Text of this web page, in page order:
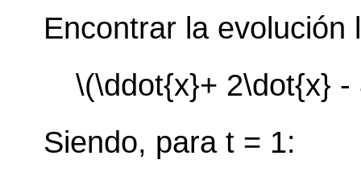
Encontrar la evolución
\(\ddot{x}+ 2\dot{x} -
Siendo, para t = 1: